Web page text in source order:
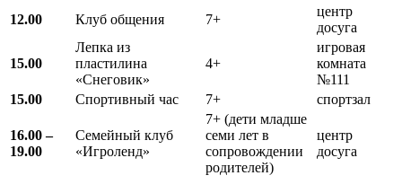
12.00
Клуб общения 7+
центр
досуга
15.00
Лепка из
пластилина
«Снеговик»
4+
игровая
комната
№111
15.00
Спортивный час 7+ спортзал
16.00 –
19.00
Семейный клуб
«Игроленд»
7+ (дети младше
семи лет в
сопровождении
родителей)
центр
досуга